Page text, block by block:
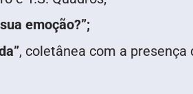
emoção?”;
, coletânea com a presença